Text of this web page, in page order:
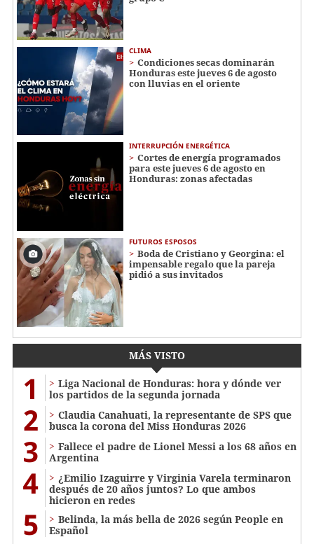
CLIMA
Condiciones secas dominarán
Honduras este jueves 6 de agosto
con lluvias en el oriente
INTERRUPCIÓN ENERGÉTICA
Cortes de energía programados
para este jueves 6 de agosto en
Honduras: zonas afectadas
FUTUROS ESPOSOS
Boda de Cristiano y Georgina: el
impensable regalo que la pareja
pidió a sus invitados
MÁS VISTO
1
Liga Nacional de Honduras: hora y dónde ver
los partidos de la segunda jornada
2
Claudia Canahuati, la representante de SPS que
busca la corona del Miss Honduras 2026
3
Fallece el padre de Lionel Messi a los 68 años en
Argentina
4
¿Emilio Izaguirre y Virginia Varela terminaron
después de 20 años juntos? Lo que ambos
hicieron en redes
5
Belinda, la más bella de 2026 según People en
Español